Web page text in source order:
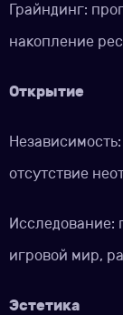
Грайндинг:
накопление
Открытие
отсутствие
Исследование:
игровой мир,
Эстетика